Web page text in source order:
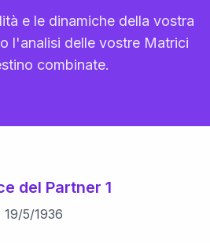
e le dinamiche della vostra
l'analisi delle vostre Matrici
combinate.
del Partner 1
19/5/1936